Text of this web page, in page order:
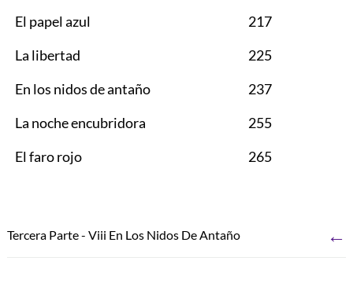
El papel azul
217
La libertad
225
En los nidos de antaño
237
La noche encubridora
255
El faro rojo
265
Tercera Parte - Viii En Los Nidos De Antaño ←